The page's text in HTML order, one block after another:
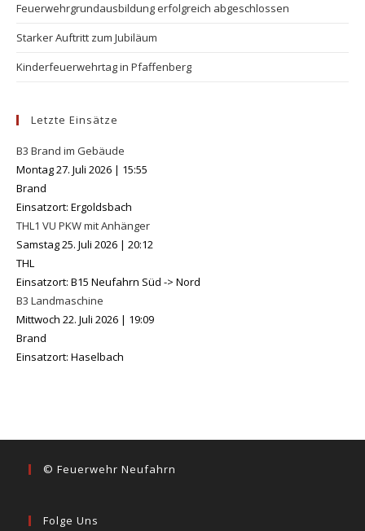
Feuerwehrgrundausbildung erfolgreich abgeschlossen
Starker Auftritt zum Jubiläum
Kinderfeuerwehrtag in Pfaffenberg
Letzte Einsätze
B3 Brand im Gebäude
Montag 27. Juli 2026 | 15:55
Brand
Einsatzort: Ergoldsbach
THL1 VU PKW mit Anhänger
Samstag 25. Juli 2026 | 20:12
THL
Einsatzort: B15 Neufahrn Süd -> Nord
B3 Landmaschine
Mittwoch 22. Juli 2026 | 19:09
Brand
Einsatzort: Haselbach
© Feuerwehr Neufahrn
Folge Uns